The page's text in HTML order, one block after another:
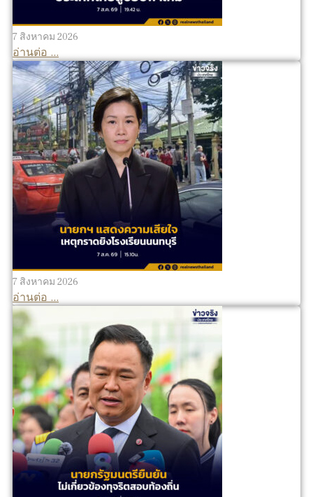
7 สิงหาคม 2026
อ่านต่อ ...
7 สิงหาคม 2026
อ่านต่อ ...